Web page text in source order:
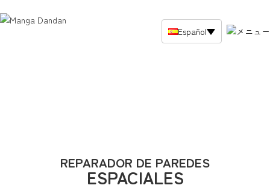
publicación)
Español▼
REPARADOR DE PAREDES
ESPACIALES